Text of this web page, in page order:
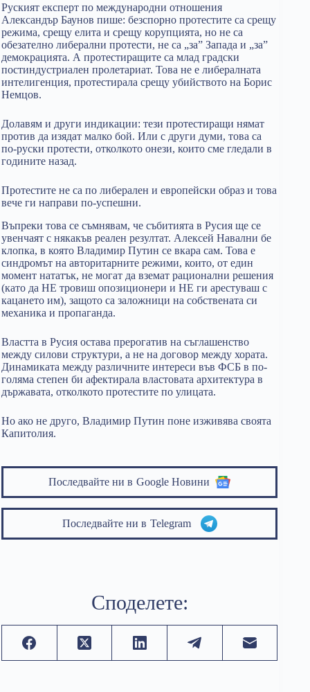
Руският експерт по международни отношения
Александър Баунов пише: безспорно протестите са срещу
режима, срещу елита и срещу корупцията, но не са
обезателно либерални протести, не са „за” Запада и „за”
демокрацията. А протестиращите са млад градски
постиндустриален пролетариат. Това не е либералната
интелигенция, протестирала срещу убийството на Борис
Немцов.
Долавям и други индикации: тези протестиращи нямат
против да изядат малко бой. Или с други думи, това са
по-руски протести, отколкото онези, които сме гледали в
годините назад.
Протестите не са по либерален и европейски образ и това
вече ги направи по-успешни.
Въпреки това се съмнявам, че събитията в Русия ще се
увенчаят с някакъв реален резултат. Алексей Навални бе
клопка, в която Владимир Путин се вкара сам. Това е
синдромът на авторитарните режими, които, от един
момент нататък, не могат да вземат рационални решения
(като да НЕ тровиш опозиционери и НЕ ги арестуваш с
кацането им), защото са заложници на собствената си
механика и пропаганда.
Властта в Русия остава прерогатив на съглашенство
между силови структури, а не на договор между хората.
Динамиката между различните интереси във ФСБ в по-
голяма степен би афектирала властовата архитектура в
държавата, отколкото протестите по улицата.
Но ако не друго, Владимир Путин поне изживява своята
Капитолия.
Последвайте ни в Google Новини
Последвайте ни в Telegram
Споделете: